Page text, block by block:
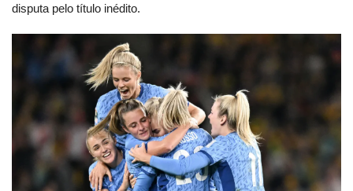
disputa pelo título inédito.